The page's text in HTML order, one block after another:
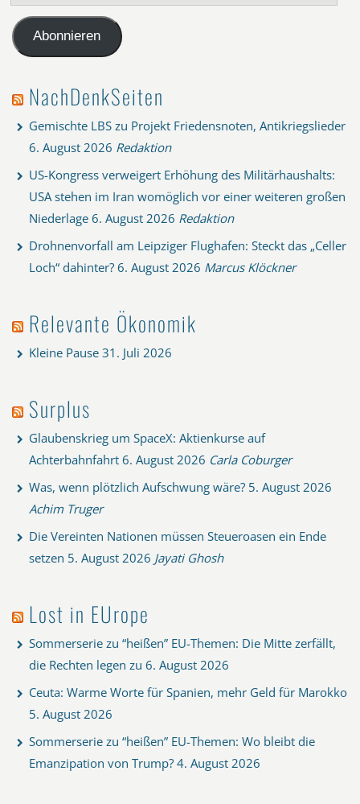
Mail-
AdresseAbonnieren
NachDenkSeiten
Gemischte LBS zu Projekt Friedensnoten, Antikriegslieder
6. August 2026 Redaktion
US-Kongress verweigert Erhöhung des Militärhaushalts:
USA stehen im Iran womöglich vor einer weiteren großen
Niederlage 6. August 2026 Redaktion
Drohnenvorfall am Leipziger Flughafen: Steckt das „Celler
Loch“ dahinter? 6. August 2026 Marcus Klöckner
Relevante Ökonomik
Kleine Pause 31. Juli 2026
Surplus
Glaubenskrieg um SpaceX: Aktienkurse auf
Achterbahnfahrt 6. August 2026 Carla Coburger
Was, wenn plötzlich Aufschwung wäre? 5. August 2026
Achim Truger
Die Vereinten Nationen müssen Steueroasen ein Ende
setzen 5. August 2026 Jayati Ghosh
Lost in EUrope
Sommerserie zu “heißen” EU-Themen: Die Mitte zerfällt,
die Rechten legen zu 6. August 2026
Ceuta: Warme Worte für Spanien, mehr Geld für Marokko
5. August 2026
Sommerserie zu “heißen” EU-Themen: Wo bleibt die
Emanzipation von Trump? 4. August 2026